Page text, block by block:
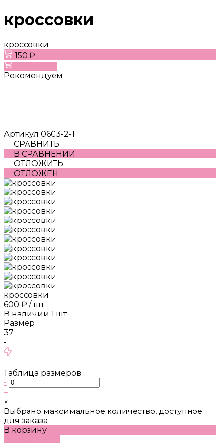
кроссовки
кроссовки
150 ₽
Рекомендуем
Артикул 0603-2-1
СРАВНИТЬ
В СРАВНЕНИИ
ОТЛОЖИТЬ
ОТЛОЖЕН
кроссовки
600 ₽ / шт
В наличии 1 шт
Размер
37
-
Таблица размеров
-
+
×
Выбрано максимальное количество, доступное
для заказа
В корзину